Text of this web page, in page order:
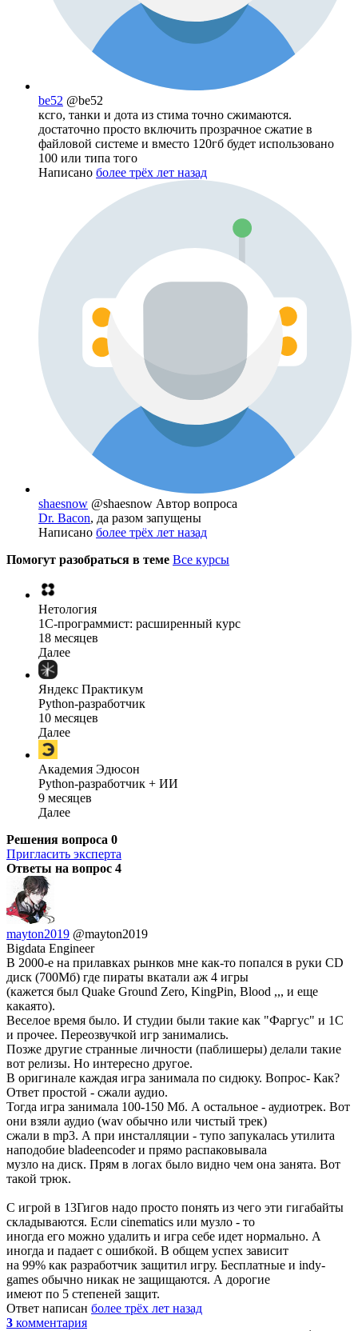
be52 @be52
ксго, танки и дота из стима точно сжимаются.
достаточно просто включить прозрачное сжатие в
файловой системе и вместо 120гб будет использовано
100 или типа того
Написано более трёх лет назад
shaesnow @shaesnow Автор вопроса
Dr. Bacon, да разом запущены
Написано более трёх лет назад
Помогут разобраться в теме Все курсы
Нетология
1C-программист: расширенный курс
18 месяцев
Далее
Яндекс Практикум
Python-разработчик
10 месяцев
Далее
Академия Эдюсон
Python-разработчик + ИИ
9 месяцев
Далее
Решения вопроса 0
Пригласить эксперта
Ответы на вопрос 4
mayton2019 @mayton2019
Bigdata Engineer
В 2000-е на прилавках рынков мне как-то попался в руки CD
диск (700Мб) где пираты вкатали аж 4 игры
(кажется был Quake Ground Zero, KingPin, Blood ,,, и еще
какаято).
Веселое время было. И студии были такие как "Фаргус" и 1С
и прочее. Переозвучкой игр занимались.
Позже другие странные личности (паблишеры) делали такие
вот релизы. Но интересно другое.
В оригинале каждая игра занимала по сидюку. Вопрос- Как?
Ответ простой - сжали аудио.
Тогда игра занимала 100-150 Мб. А остальное - аудиотрек. Вот
они взяли аудио (wav обычно или чистый трек)
сжали в mp3. А при инсталляции - тупо запукалась утилита
наподобие bladeencoder и прямо распаковывала
музло на диск. Прям в логах было видно чем она занята. Вот
такой трюк.
С игрой в 13Гигов надо просто понять из чего эти гигабайты
складываются. Если cinematics или музло - то
иногда его можно удалить и игра себе идет нормально. А
иногда и падает с ошибкой. В общем успех зависит
на 99% как разработчик защитил игру. Бесплатные и indy-
games обычно никак не защищаются. А дорогие
имеют по 5 степеней защит.
Ответ написан более трёх лет назад
3 комментария